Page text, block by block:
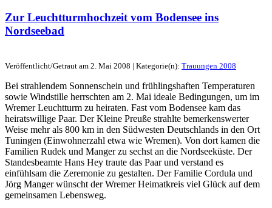
Zur Leuchtturmhochzeit vom Bodensee ins
Nordseebad
Veröffentlicht/Getraut am 2. Mai 2008 | Kategorie(n): Trauungen 2008
Bei strahlendem Sonnenschein und frühlingshaften Temperaturen
sowie Windstille herrschten am 2. Mai ideale Bedingungen, um im
Wremer Leuchtturm zu heiraten. Fast vom Bodensee kam das
heiratswillige Paar. Der Kleine Preuße strahlte bemerkenswerter
Weise mehr als 800 km in den Südwesten Deutschlands in den Ort
Tuningen (Einwohnerzahl etwa wie Wremen). Von dort kamen die
Familien Rudek und Manger zu sechst an die Nordseeküste. Der
Standesbeamte Hans Hey traute das Paar und verstand es
einfühlsam die Zeremonie zu gestalten. Der Familie Cordula und
Jörg Manger wünscht der Wremer Heimatkreis viel Glück auf dem
gemeinsamen Lebensweg.